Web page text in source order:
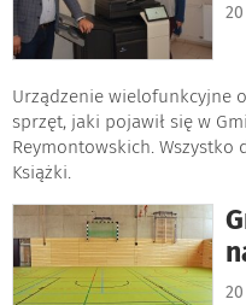
Urządzenie wielofunkcyjne
sprzęt, jaki pojawił się w
Reymontowskich.
Książki.